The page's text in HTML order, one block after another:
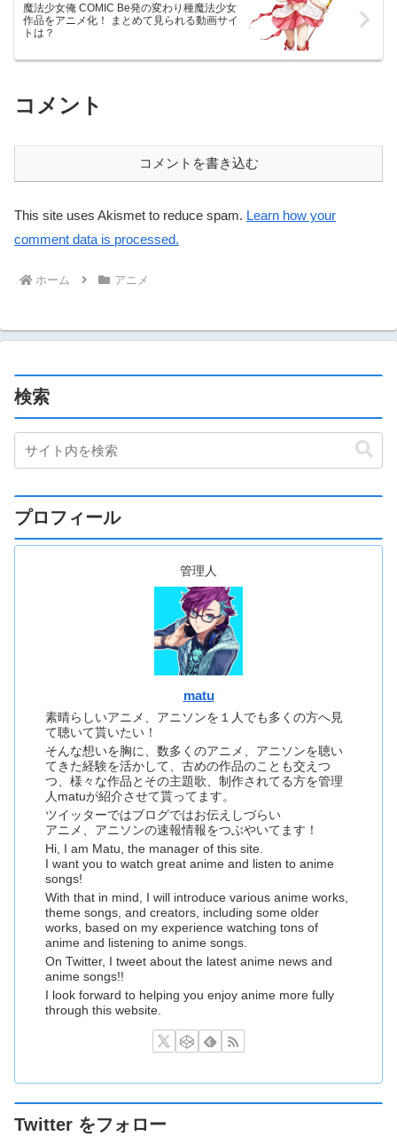
魔法少女俺 COMIC Be発の変わり種魔法少女
作品をアニメ化！ まとめて見られる動画サイ
トは？
コメント
コメントを書き込む
This site uses Akismet to reduce spam. Learn how your
comment data is processed.
ホーム アニメ
検索
プロフィール
管理人
matu
素晴らしいアニメ、アニソンを１人でも多くの方へ見
て聴いて貰いたい！
そんな想いを胸に、数多くのアニメ、アニソンを聴い
てきた経験を活かして、古めの作品のことも交えつ
つ、様々な作品とその主題歌、制作されてる方を管理
人matuが紹介させて貰ってます。
ツイッターではブログではお伝えしづらい
アニメ、アニソンの速報情報をつぶやいてます！
Hi, I am Matu, the manager of this site.
I want you to watch great anime and listen to anime
songs!
With that in mind, I will introduce various anime works,
theme songs, and creators, including some older
works, based on my experience watching tons of
anime and listening to anime songs.
On Twitter, I tweet about the latest anime news and
anime songs!!
I look forward to helping you enjoy anime more fully
through this website.
Twitter をフォロー